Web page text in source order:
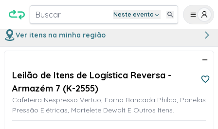
Buscar Neste evento
Ver itens na minha região
Leilão de Itens de Logística Reversa -
Armazém 7 (K-2555)
Cafeteira Nespresso Vertuo, Forno Bancada Philco, Panelas
Pressão Elétricas, Martelete Dewalt E Outros Itens.